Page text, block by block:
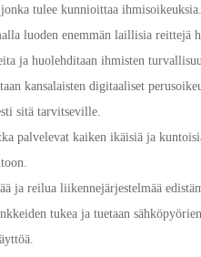
tulee kunnioittaa
luoden enemmän laillisia reittejä
ja huolehditaan ihmisten
kansalaisten digitaaliset
sitä tarvitseville.
palvelevat kaiken ikäisiä ja
ja reilua liikennejärjestelmää
tukea ja tuetaan